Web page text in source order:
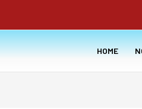
HOME